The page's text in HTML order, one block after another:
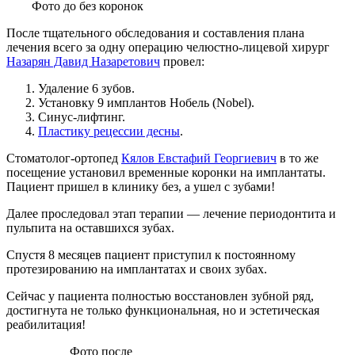
Фото до без коронок
После тщательного обследования и составления плана
лечения всего за одну операцию челюстно-лицевой хирург
Назарян Давид Назаретович провел:
Удаление 6 зубов.
Установку 9 имплантов Нобель (Nobel).
Синус-лифтинг.
Пластику рецессии десны.
Стоматолог-ортопед Кялов Евстафий Георгиевич в то же
посещение установил временные коронки на имплантаты.
Пациент пришел в клинику без, а ушел с зубами!
Далее проследовал этап терапии — лечение периодонтита и
пульпита на оставшихся зубах.
Спустя 8 месяцев пациент приступил к постоянному
протезированию на имплантатах и своих зубах.
Сейчас у пациента полностью восстановлен зубной ряд,
достигнута не только функциональная, но и эстетическая
реабилитация!
Фото после